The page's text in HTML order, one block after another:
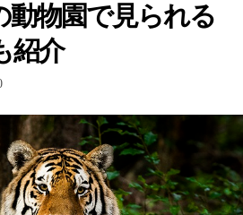
動物園で見られる
紹介